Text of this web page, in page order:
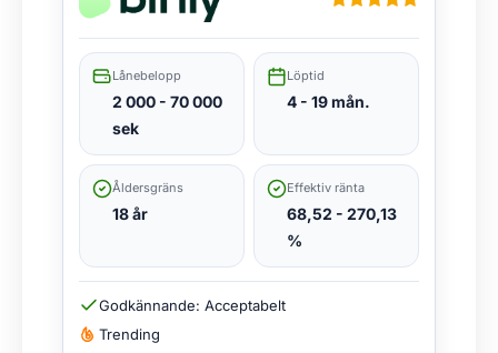
Lånebelopp
2 000 - 70 000
sek
Löptid
4 - 19 mån.
Åldersgräns
18 år
Effektiv ränta
68,52 - 270,13
%
Godkännande: Acceptabelt
Trending